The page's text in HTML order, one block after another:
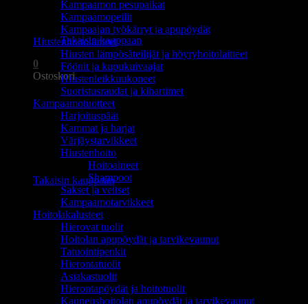
Ostoskori on tyhjä.
Takaisin kauppaan
0
Ostoskori
Ostoskori on tyhjä.
Takaisin kauppaan
Kampaamon pesupaikat
Kampaamopeilit
Kampaajan työkärryt ja apupöydät
Hiustenhoitolaitteet
Hiusten lämpösäteilijät ja höyryhoitolaitteet
Föönit ja kupukuivaajat
Hiustenleikkuukoneet
Suoristusraudat ja kihartimet
Kampaamotuotteet
Harjoituspäät
Kammat ja harjat
Värjäystarvikkeet
Hiustenhoito
Hoitoaineet
Shampoot
Sakset ja veitset
Kampaamotarvikkeet
Hoitolakalusteet
Hierovat tuolit
Hoitolan apupöydät ja tarvikevaunut
Tatuointipenkit
Hierontatuolit
Asiakastuolit
Hierontapöydät ja hoitotuolit
Kauneushoitolan apupöydät ja tarvikevaunut